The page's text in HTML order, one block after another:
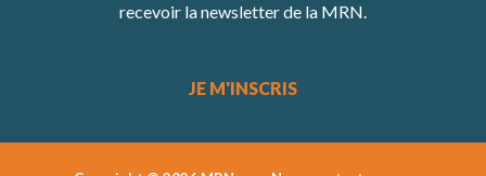
recevoir la newsletter de la MRN.